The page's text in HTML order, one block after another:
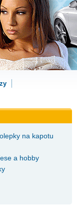
na kapotu
a hobby